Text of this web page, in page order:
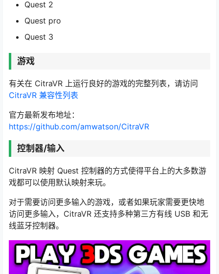
Quest 2
Quest pro
Quest 3
游戏
有关在 CitraVR 上运行良好的游戏的完整列表，请访问
CitraVR 兼容性列表
官方最新发布地址：
https://github.com/amwatson/CitraVR
控制器/输入
CitraVR 映射 Quest 控制器的方式使得平台上的大多数游
戏都可以使用默认映射来玩。
对于需要访问更多输入的游戏，或者如果玩家需要更快地
访问更多输入，CitraVR 还支持多种第三方有线 USB 和无
线蓝牙控制器。